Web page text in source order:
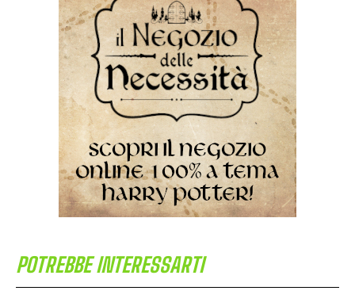
POTREBBE INTERESSARTI